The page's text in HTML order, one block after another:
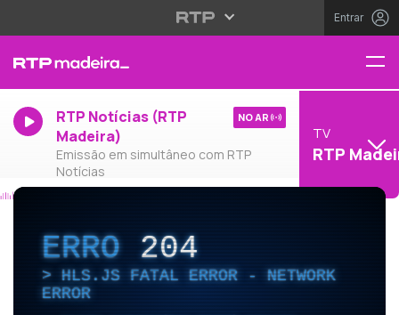
Entrar
RTP Notícias (RTP
Madeira)
Emissão em simultâneo com RTP
Notícias
NO AR
TV
RTP
ERRO204
HLS.JS FATAL ERROR - NETWORK
ERROR